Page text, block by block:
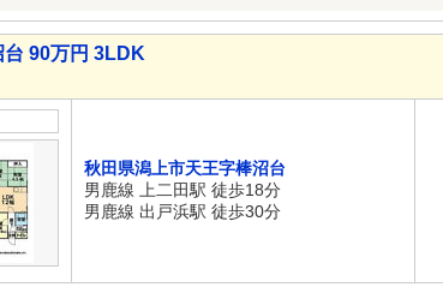
90万円 3LDK
秋田県潟上市天王字棒沼台
男鹿線 上二田駅 徒歩18分
男鹿線 出戸浜駅 徒歩30分